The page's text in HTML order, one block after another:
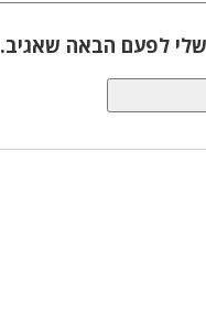
לפעם הבאה שאגיב.